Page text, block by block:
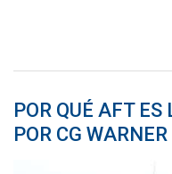
POR QUÉ AFT
POR CG WARNER